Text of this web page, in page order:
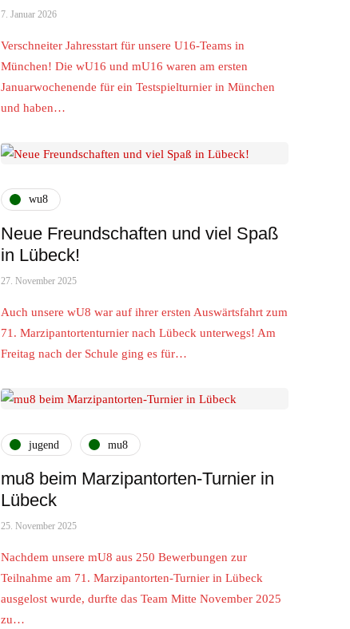
7. Januar 2026
Verschneiter Jahresstart für unsere U16-Teams in
München! Die wU16 und mU16 waren am ersten
Januarwochenende für ein Testspielturnier in München
und haben…
wu8
Neue Freundschaften und viel Spaß
in Lübeck!
27. November 2025
Auch unsere wU8 war auf ihrer ersten Auswärtsfahrt zum
71. Marzipantortenturnier nach Lübeck unterwegs! Am
Freitag nach der Schule ging es für…
jugend mu8
mu8 beim Marzipantorten-Turnier in
Lübeck
25. November 2025
Nachdem unsere mU8 aus 250 Bewerbungen zur
Teilnahme am 71. Marzipantorten-Turnier in Lübeck
ausgelost wurde, durfte das Team Mitte November 2025
zu…